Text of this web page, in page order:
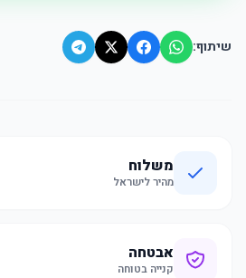
שיתוף:
משלוח
מהיר לישראל
אבטחה
קנייה בטוחה